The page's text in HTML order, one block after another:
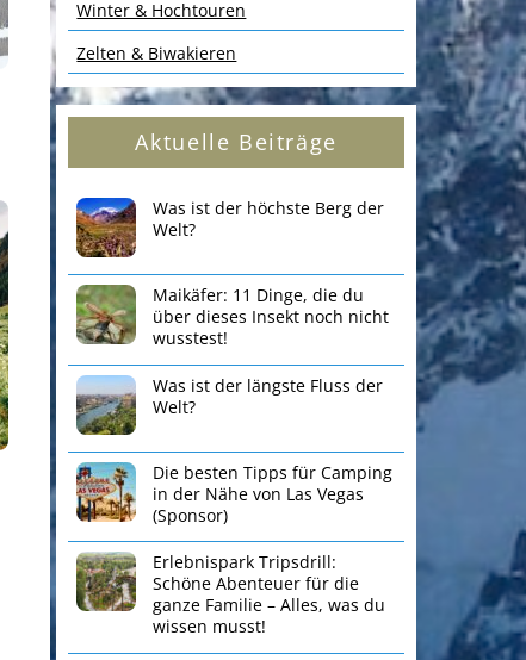
Winter & Hochtouren
Zelten & Biwakieren
Aktuelle Beiträge
Was ist der höchste Berg der
Welt?
Maikäfer: 11 Dinge, die du
über dieses Insekt noch nicht
wusstest!
Was ist der längste Fluss der
Welt?
Die besten Tipps für Camping
in der Nähe von Las Vegas
(Sponsor)
Erlebnispark Tripsdrill:
Schöne Abenteuer für die
ganze Familie – Alles, was du
wissen musst!